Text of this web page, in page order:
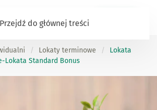
Przejdź do głównej treści
Lokaty terminowe
Lokata
Lokata Standard Bonus